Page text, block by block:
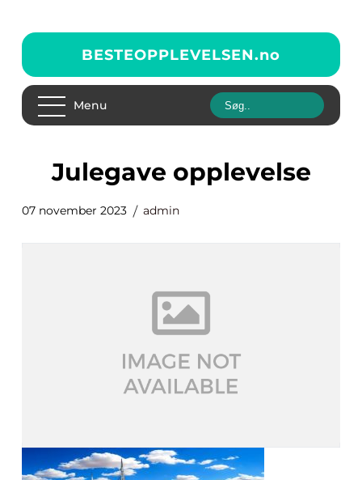
BESTEOPPLEVELSEN.no
Menu
julegave opplevelse
07 november 2023 admin